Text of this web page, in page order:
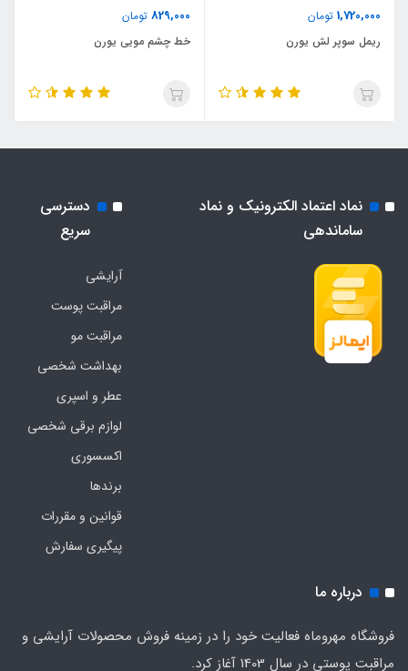
1,720,000 تومان
ریمل سوپر لش یورن
829,000 تومان
خط چشم مویی یورن
نماد اعتماد الکترونیک و نماد
ساماندهی
دسترسی
سریع
آرایشی
مراقبت پوست
مراقبت مو
بهداشت شخصی
عطر و اسپری
لوازم برقی شخصی
اکسسوری
برندها
قوانین و مقررات
پیگیری سفارش
درباره ما
فروشگاه مهروماه فعالیت خود را در زمینه فروش محصولات آرایشی و
مراقبت پوستی در سال 1403 آغاز کرد.